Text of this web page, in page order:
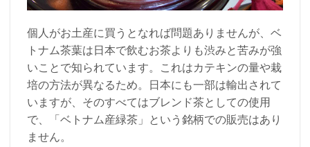
個人がお土産に買うとなれば問題ありませんが、ベ
トナム茶葉は日本で飲むお茶よりも渋みと苦みが強
いことで知られています。これはカテキンの量や栽
培の方法が異なるため。日本にも一部は輸出されて
いますが、そのすべてはブレンド茶としての使用
で、「ベトナム産緑茶」という銘柄での販売はあり
ません。